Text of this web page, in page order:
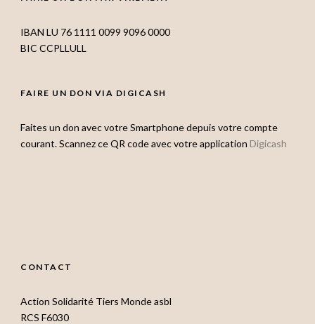
IBAN LU 76 1111 0099 9096 0000
BIC CCPLLULL
FAIRE UN DON VIA DIGICASH
Faites un don avec votre Smartphone depuis votre compte
courant. Scannez ce QR code avec votre application Digicash
CONTACT
Action Solidarité Tiers Monde asbl
RCS F6030